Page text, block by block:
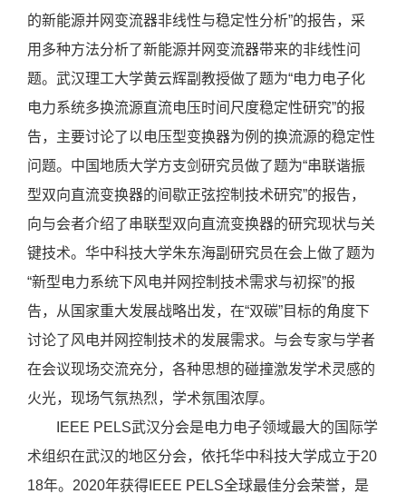
的新能源并网变流器非线性与稳定性分析”的报告，采
用多种方法分析了新能源并网变流器带来的非线性问
题。武汉理工大学黄云辉副教授做了题为“电力电子化
电力系统多换流源直流电压时间尺度稳定性研究”的报
告，主要讨论了以电压型变换器为例的换流源的稳定性
问题。中国地质大学方支剑研究员做了题为“串联谐振
型双向直流变换器的间歇正弦控制技术研究”的报告，
向与会者介绍了串联型双向直流变换器的研究现状与关
键技术。华中科技大学朱东海副研究员在会上做了题为
“新型电力系统下风电并网控制技术需求与初探”的报
告，从国家重大发展战略出发，在“双碳”目标的角度下
讨论了风电并网控制技术的发展需求。与会专家与学者
在会议现场交流充分，各种思想的碰撞激发学术灵感的
火光，现场气氛热烈，学术氛围浓厚。
IEEE PELS武汉分会是电力电子领域最大的国际学
术组织在武汉的地区分会，依托华中科技大学成立于20
18年。2020年获得IEEE PELS全球最佳分会荣誉，是